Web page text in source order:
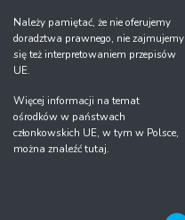
Należy pamiętać, że nie oferujemy
doradztwa prawnego, nie zajmujemy
się też interpretowaniem przepisów
UE.
Więcej informacji na temat
ośrodków w państwach
członkowskich UE, w tym w Polsce,
można znaleźć tutaj.